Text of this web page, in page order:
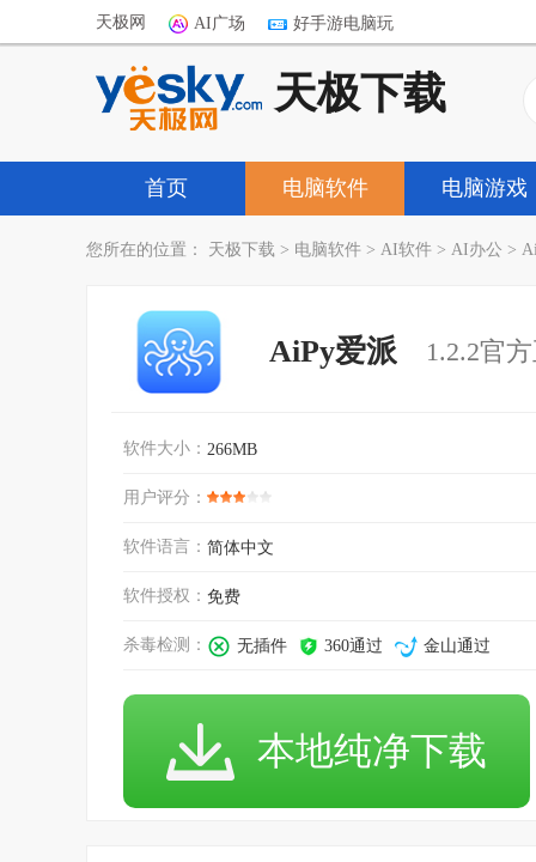
天极网 AI广场 好手游电脑玩
天极下载
首页 电脑软件 电脑游戏
您所在的位置： 天极下载 > 电脑软件 > AI软件 > AI办公 >
AiPy爱派 1.2.2官
软件大小： 266MB
用户评分：
软件语言： 简体中文
软件授权： 免费
杀毒检测： 无插件 360通过 金山通过
本地纯净下载